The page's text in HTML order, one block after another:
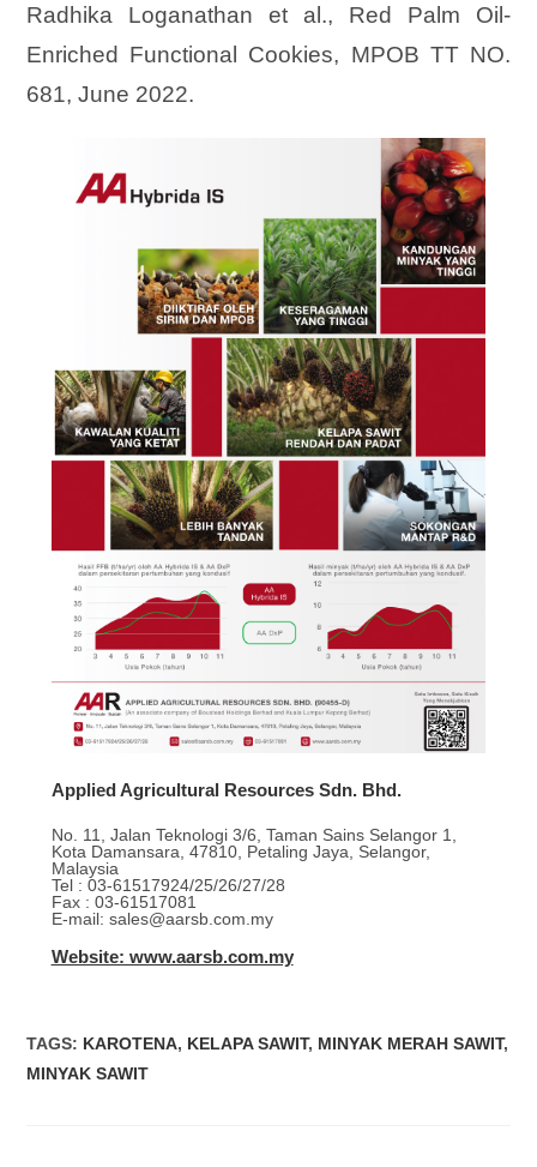
Radhika Loganathan et al., Red Palm Oil-
Enriched Functional Cookies, MPOB TT NO.
681, June 2022.
Applied Agricultural Resources Sdn. Bhd.
No. 11, Jalan Teknologi 3/6, Taman Sains Selangor 1,
Kota Damansara, 47810, Petaling Jaya, Selangor,
Malaysia
Tel : 03-61517924/25/26/27/28
Fax : 03-61517081
E-mail: sales@aarsb.com.my
Website: www.aarsb.com.my
TAGS: KAROTENA, KELAPA SAWIT, MINYAK MERAH SAWIT,
MINYAK SAWIT